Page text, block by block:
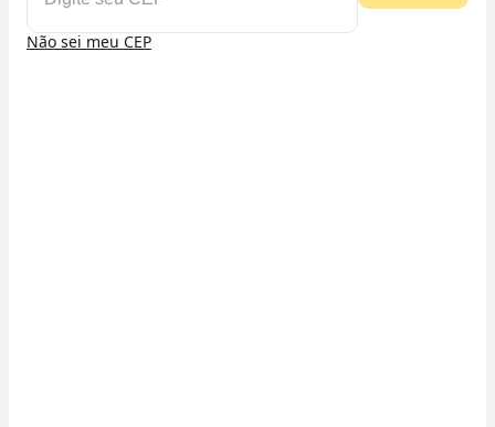
Não sei meu CEP